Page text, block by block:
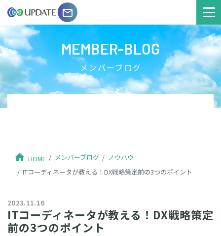
email
MEMBER-BLOG
メンバーブログ
home HOME メンバーブログ
ノウハウ
ITコーディネータが教える！DX戦略策定前の3つのポイント
2023.11.16
ITコーディネータが教える！DX戦略策定
前の3つのポイント